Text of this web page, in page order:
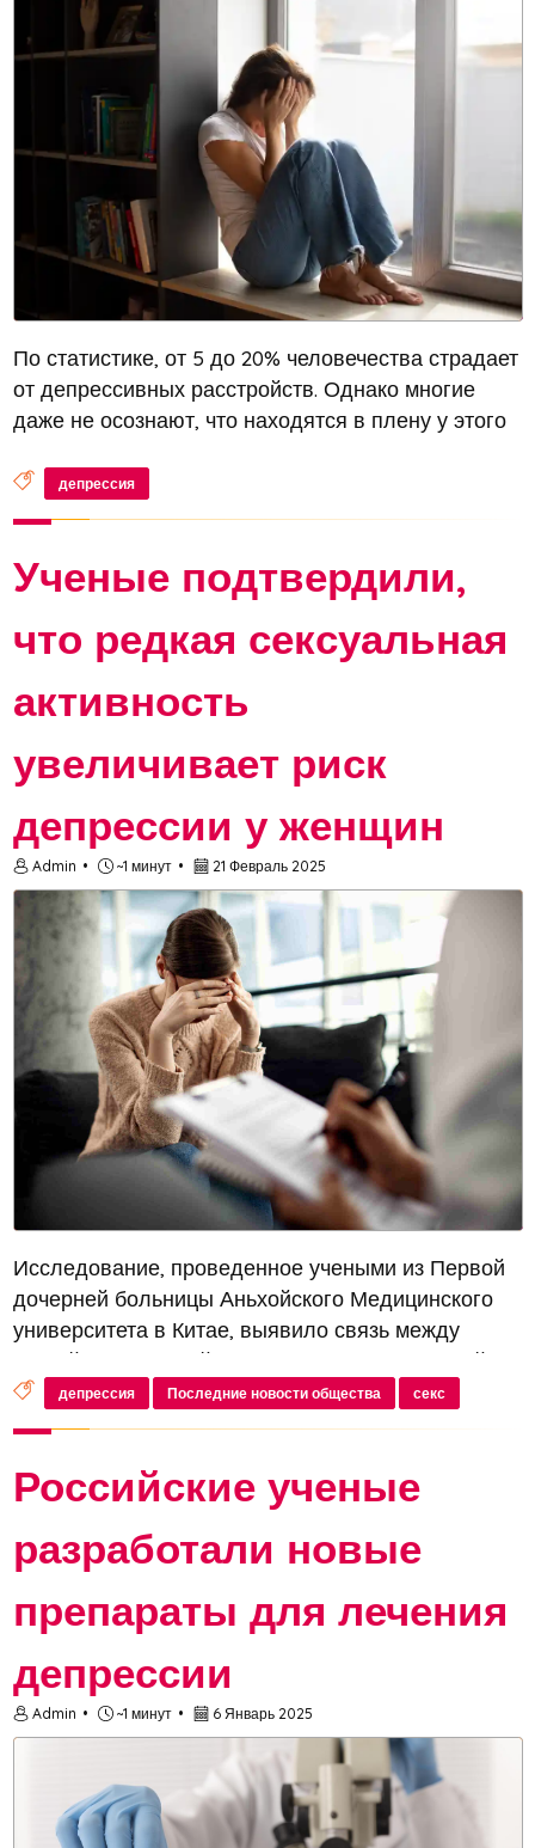
По статистике, от 5 до 20% человечества страдает
от депрессивных расстройств. Однако многие
даже не осознают, что находятся в плену у этого
затянувшееся плохое настроение, а серьезная
патология, требующ...
депрессия
Ученые подтвердили,
что редкая сексуальная
активность
увеличивает риск
депрессии у женщин
Admin ~1 минут 21 Февраль 2025
Исследование, проведенное учеными из Первой
дочерней больницы Аньхойского Медицинского
университета в Китае, выявило связь между
низкой сексуальной активностью и депрессией у
женщин. Результаты работы были опубликованы в
журнале The Journal of Sexual...
депрессия Последние новости общества секс
Российские ученые
разработали новые
препараты для лечения
депрессии
Admin ~1 минут 6 Январь 2025